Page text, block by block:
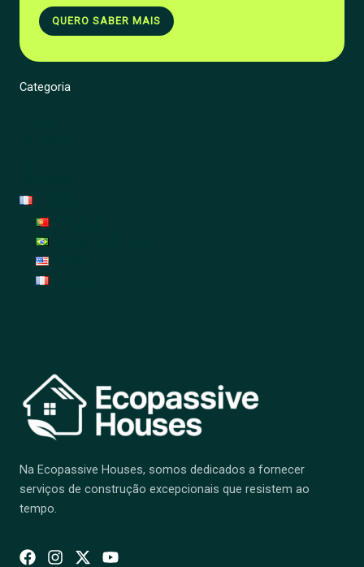
QUERO SABER MAIS
Categoria
Na Ecopassive Houses, somos dedicados a fornecer
serviços de construção excepcionais que resistem ao
tempo.